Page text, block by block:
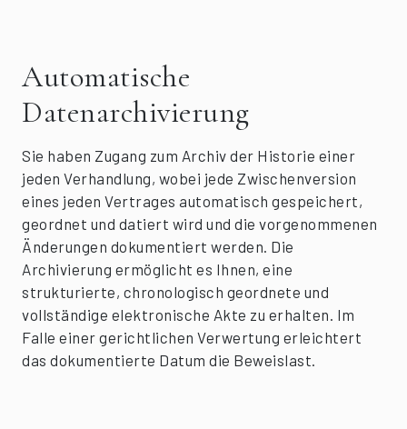
Automatische
Datenarchivierung
Sie haben Zugang zum Archiv der Historie einer
jeden Verhandlung, wobei jede Zwischenversion
eines jeden Vertrages automatisch gespeichert,
geordnet und datiert wird und die vorgenommenen
Änderungen dokumentiert werden. Die
Archivierung ermöglicht es Ihnen, eine
strukturierte, chronologisch geordnete und
vollständige elektronische Akte zu erhalten. Im
Falle einer gerichtlichen Verwertung erleichtert
das dokumentierte Datum die Beweislast.